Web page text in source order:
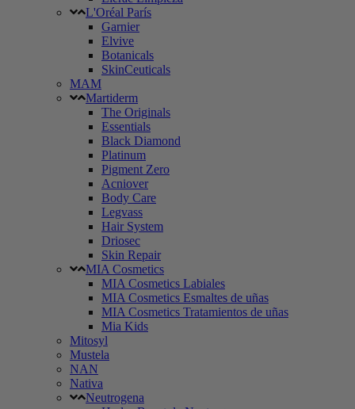
L'Oréal París
Garnier
Elvive
Botanicals
SkinCeuticals
MAM
Martiderm
The Originals
Essentials
Black Diamond
Platinum
Pigment Zero
Acniover
Body Care
Legvass
Hair System
Driosec
Skin Repair
MIA Cosmetics
MIA Cosmetics Labiales
MIA Cosmetics Esmaltes de uñas
MIA Cosmetics Tratamientos de uñas
Mia Kids
Mitosyl
Mustela
NAN
Nativa
Neutrogena